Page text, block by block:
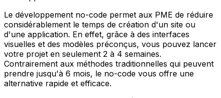
Le développement no-code permet aux PME de réduire
considérablement le temps de création d'un site ou
d'une application. En effet, grâce à des interfaces
visuelles et des modèles préconçus, vous pouvez lancer
votre projet en seulement 2 à 4 semaines.
Contrairement aux méthodes traditionnelles qui peuvent
prendre jusqu'à 6 mois, le no-code vous offre une
alternative rapide et efficace.